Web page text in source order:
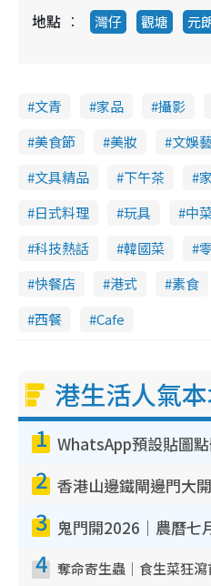
地點 灣仔 觀塘 元
文青 家品 攝影
美食節
美妝 文娛
文具精品
下午茶
日式料理
玩具 中
科技熱話
韓國菜
快餐店
港式 素食
西餐
Cafe
港生活人氣
1
2
3
4